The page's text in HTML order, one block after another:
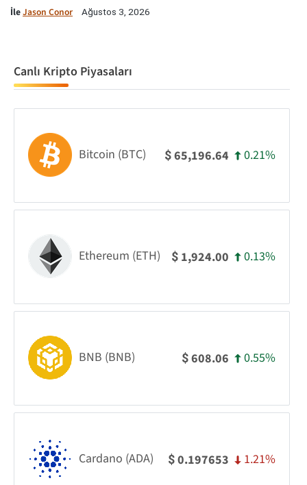
İleJason Conor Ağustos 3, 2026
Canlı Kripto Piyasaları
Bitcoin (BTC) $65,196.64 0.21%
Ethereum (ETH) $ 1,924.00 0.13%
BNB (BNB) $608.06 0.55%
Cardano (ADA) $0.197653 1.21%